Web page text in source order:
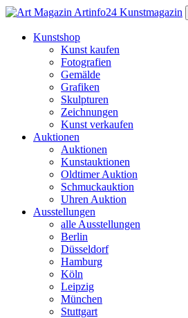
Kunstshop
Kunst kaufen
Fotografien
Gemälde
Grafiken
Skulpturen
Zeichnungen
Kunst verkaufen
Auktionen
Auktionen
Kunstauktionen
Oldtimer Auktion
Schmuckauktion
Uhren Auktion
Ausstellungen
alle Ausstellungen
Berlin
Düsseldorf
Hamburg
Köln
Leipzig
München
Stuttgart